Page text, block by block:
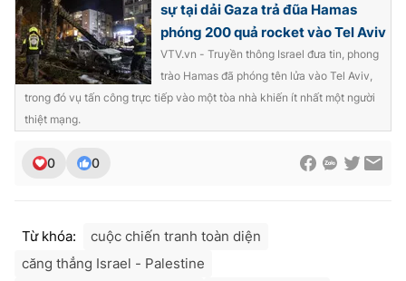
sự tại dải Gaza trả đũa Hamas
phóng 200 quả rocket vào Tel Aviv
VTV.vn - Truyền thông Israel đưa tin, phong
trào Hamas đã phóng tên lửa vào Tel Aviv,
trong đó vụ tấn công trực tiếp vào một tòa nhà khiến ít nhất một người
thiệt mạng.
0 0
Từ khóa:
cuộc chiến tranh toàn diện
căng thẳng Israel - Palestine